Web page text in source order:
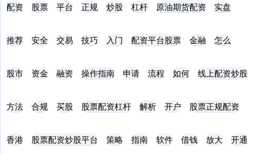
配资 股票 平台 正规 炒股 杠杆 原油期货配资 实盘
推荐 安全 交易 技巧 入门 配资平台股票 金融 怎么
股市 资金 融资 操作指南 申请 流程 如何 线上配资炒股
方法 合规 买股 股票配资杠杆 解析 开户 股票正规配资
香港 股票配资炒股平台 策略 指南 软件 借钱 放大 开通